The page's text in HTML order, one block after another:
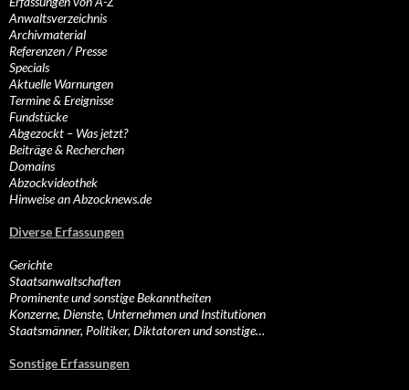
Anwaltsverzeichnis
Archivmaterial
Referenzen / Presse
Specials
Aktuelle Warnungen
Termine & Ereignisse
Fundstücke
Abgezockt – Was jetzt?
Beiträge & Recherchen
Domains
Abzockvideothek
Hinweise an Abzocknews.de
Diverse Erfassungen
Gerichte
Staatsanwaltschaften
Prominente und sonstige Bekanntheiten
Konzerne, Dienste, Unternehmen und Institutionen
Staatsmänner, Politiker, Diktatoren und sonstige…
Sonstige Erfassungen